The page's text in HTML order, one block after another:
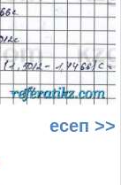
есеп >>